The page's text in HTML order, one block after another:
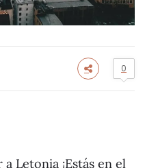
0
Letonia ¡Estás en el